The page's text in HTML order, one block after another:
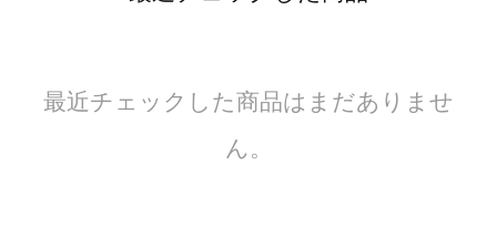
最近チェックした商品はまだありませ
ん。